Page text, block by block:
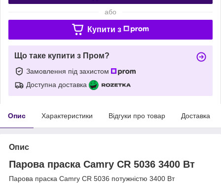
або
Купити з
Що таке купити з Пром?
Замовлення під захистом
Доступна доставка
Опис Характеристики Відгуки про товар Доставка
Опис
Парова праска Camry CR 5036 3400 Вт
Парова праска Camry CR 5036 потужністю 3400 Вт